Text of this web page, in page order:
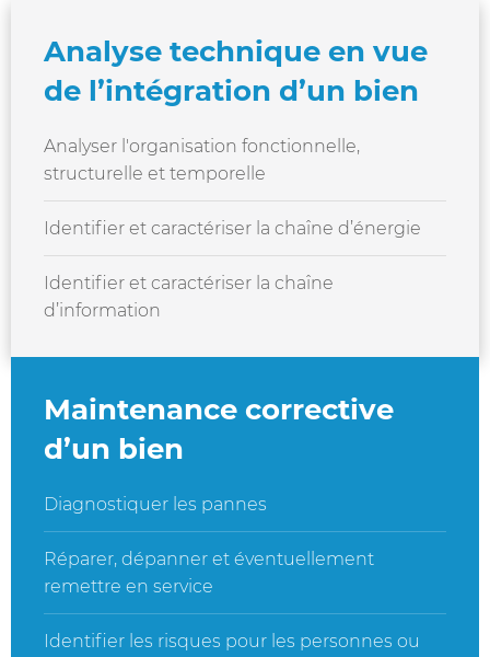
Analyse technique en vue
de l’intégration d’un bien
Analyser l'organisation fonctionnelle,
structurelle et temporelle
Identifier et caractériser la chaîne d’énergie
Identifier et caractériser la chaîne
d’information
Maintenance corrective
d’un bien
Diagnostiquer les pannes
Réparer, dépanner et éventuellement
remettre en service
Identifier les risques pour les personnes ou